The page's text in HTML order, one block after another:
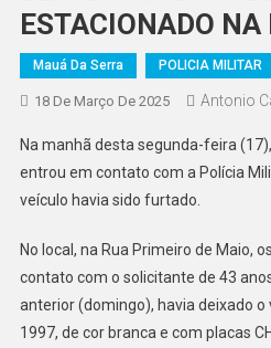
ESTACIONADO NA
Mauá Da Serra POLICIA MILITAR
18 De Março De 2025 Antonio
Na manhã desta segunda-feira
entrou em contato com a Polícia
veículo havia sido furtado.
No local, na Rua Primeiro de Maio,
contato com o solicitante de 43
anterior (domingo), havia deixado o
1997, de cor branca e com placas